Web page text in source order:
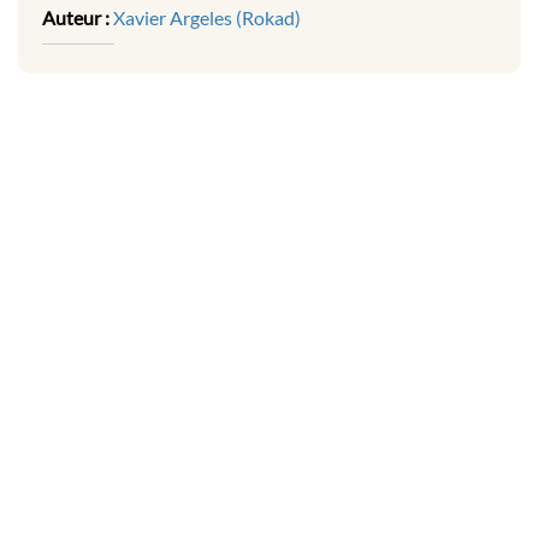
Auteur :Xavier Argeles (Rokad)